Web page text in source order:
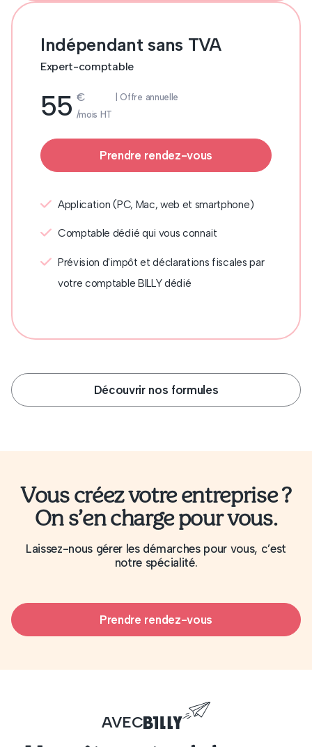
Indépendant sans TVA
Expert-comptable
55 €
/mois HT
| Offre annuelle
Prendre rendez-vous
Application (PC, Mac, web et smartphone)
Comptable dédié qui vous connait
Prévision d'impôt et déclarations fiscales par
votre comptable BILLY dédié
Découvrir nos formules
Vous créez votre entreprise ?
On s’en charge pour vous.
Laissez-nous gérer les démarches pour vous, c’est
notre spécialité.
Prendre rendez-vous
AVEC